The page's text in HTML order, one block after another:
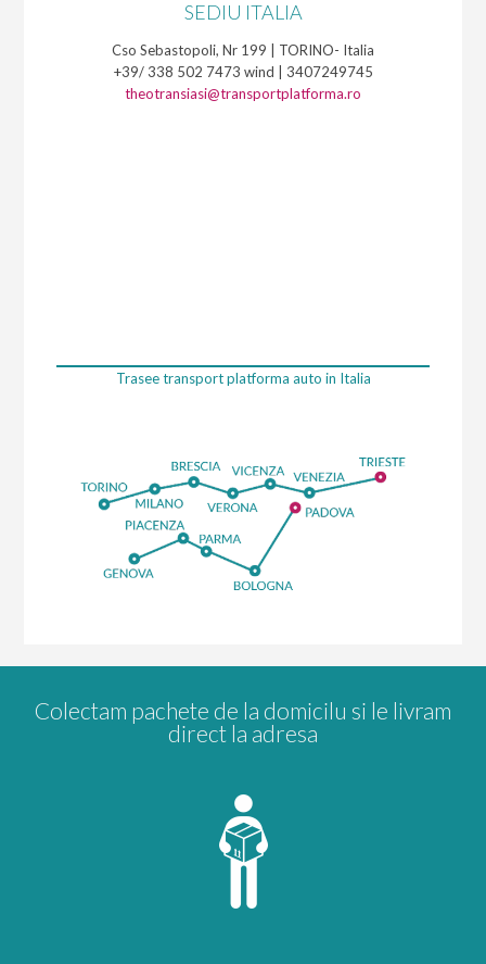
SEDIU ITALIA
Cso Sebastopoli, Nr 199 | TORINO- Italia
+39/ 338 502 7473 wind | 3407249745
theotransiasi@transportplatforma.ro
Trasee transport platforma auto in Italia
Colectam pachete de la domicilu si le livram
direct la adresa